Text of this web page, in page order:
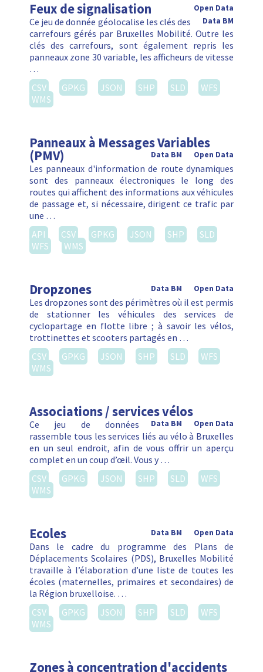
Feux de signalisation
Open Data
Data BM
Ce jeu de donnée géolocalise les clés des
carrefours gérés par Bruxelles Mobilité. Outre les
clés des carrefours, sont également repris les
panneaux zone 30 variable, les afficheurs de vitesse
…
CSV
GPKG JSON SHP SLD
WFS
WMS
Panneaux à Messages Variables
(PMV) Open Data
Data BM
Les panneaux d'information de route dynamiques
sont des panneaux électroniques le long des
routes qui affichent des informations aux véhicules
de passage et, si nécessaire, dirigent ce trafic par
une …
API
CSV GPKG JSON SHP
SLD
WFS
WMS
Dropzones Open Data
Data BM
Les dropzones sont des périmètres où il est permis
de stationner les véhicules des services de
cyclopartage en flotte libre ; à savoir les vélos,
trottinettes et scooters partagés en …
CSV
GPKG JSON SHP SLD
WFS
WMS
Associations / services vélos
Open Data
Data BM
Ce jeu de données
rassemble tous les services liés au vélo à Bruxelles
en un seul endroit, afin de vous offrir un aperçu
complet en un coup d’œil. Vous y …
CSV
GPKG JSON SHP SLD
WFS
WMS
Ecoles Open Data
Data BM
Dans le cadre du programme des Plans de
Déplacements Scolaires (PDS), Bruxelles Mobilité
travaille à l’élaboration d’une liste de toutes les
écoles (maternelles, primaires et secondaires) de
la Région bruxelloise. …
CSV
GPKG JSON SHP SLD
WFS
WMS
Zones à concentration d'accidents